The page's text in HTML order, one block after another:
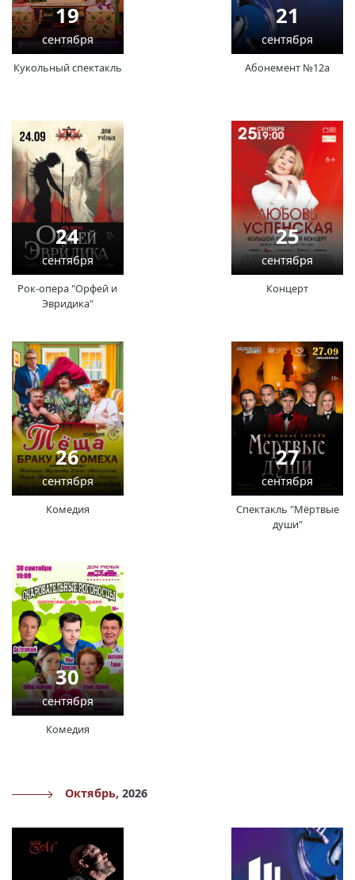
19
сентября
Кукольный спектакль
21
сентября
Абонемент №12а
24
сентября
Рок-опера "Орфей и
Эвридика"
25
сентября
Концерт
26
сентября
Комедия
27
сентября
Спектакль "Мёртвые
души"
30
сентября
Комедия
Октябрь,2026